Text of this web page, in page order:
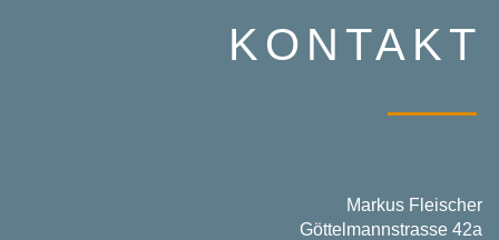
KONTAKT
Markus Fleischer
Göttelmannstrasse 42a